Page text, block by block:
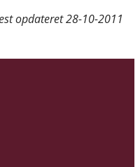
opdateret28-10-2011